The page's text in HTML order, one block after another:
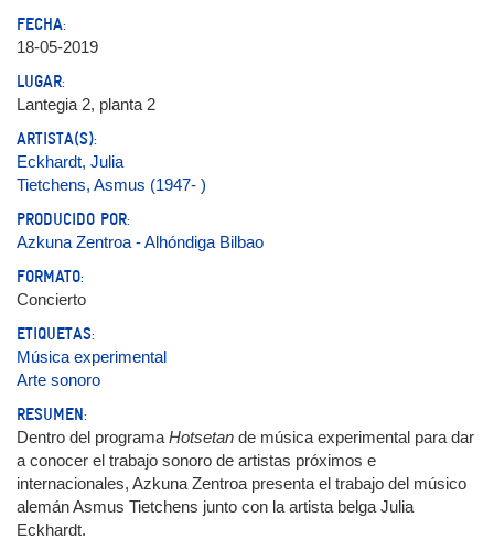
FECHA:
18-05-2019
LUGAR:
Lantegia 2, planta 2
ARTISTA(S):
Eckhardt, Julia
Tietchens, Asmus (1947- )
PRODUCIDO POR:
Azkuna Zentroa - Alhóndiga Bilbao
FORMATO:
Concierto
ETIQUETAS:
Música experimental
Arte sonoro
RESUMEN:
Dentro del programa Hotsetan de música experimental para dar
a conocer el trabajo sonoro de artistas próximos e
internacionales, Azkuna Zentroa presenta el trabajo del músico
alemán Asmus Tietchens junto con la artista belga Julia
Eckhardt.